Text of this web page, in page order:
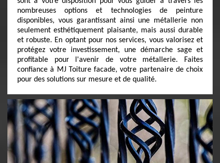
nombreuses options et technologies de peinture
disponibles, vous garantissant ainsi une métallerie non
seulement esthétiquement plaisante, mais aussi durable
et robuste. En optant pour nos services, vous valorisez et
protégez votre investissement, une démarche sage et
profitable pour l'avenir de votre métallerie. Faites
confiance à MJ Toiture facade, votre partenaire de choix
pour des solutions sur mesure et de qualité.